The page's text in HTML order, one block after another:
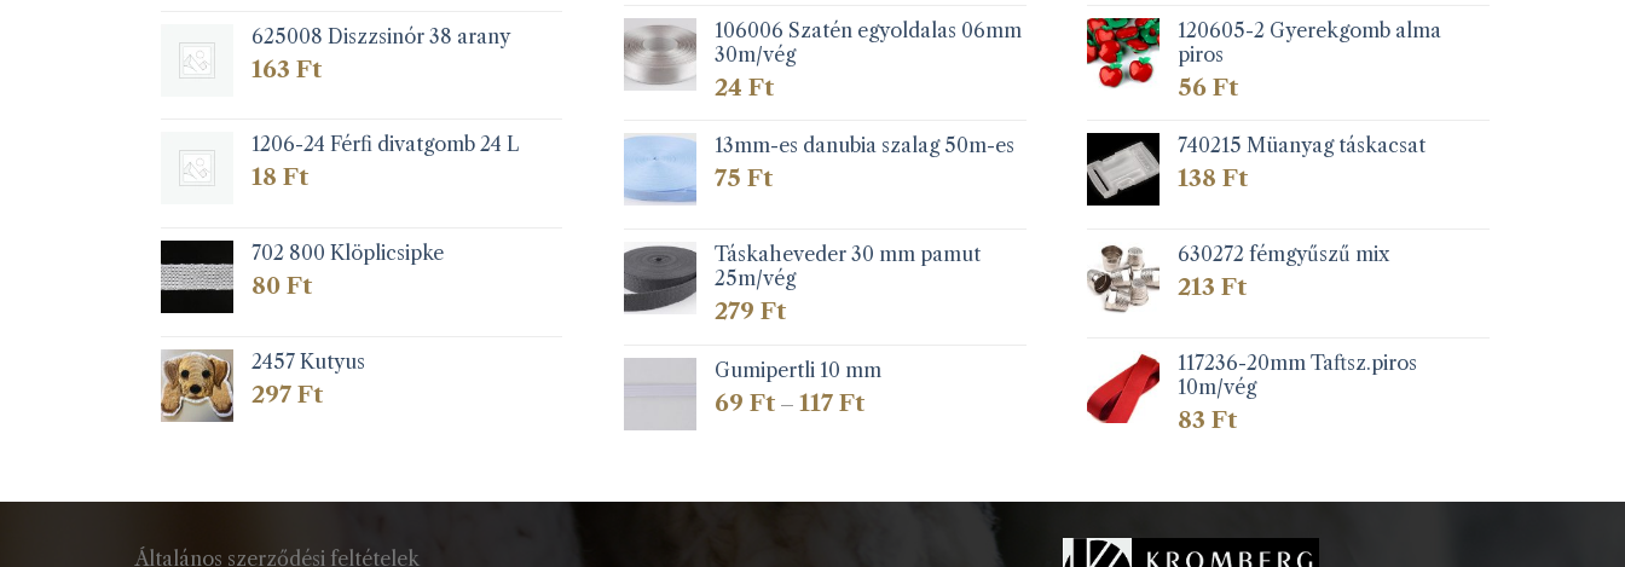
625008 Diszzsinór 38 arany
163 Ft
1206-24 Férfi divatgomb 24 L
18 Ft
702 800 Klöplicsipke
80 Ft
2457 Kutyus
297 Ft
106006 Szatén egyoldalas 06mm
30m/vég
24Ft
13mm-es danubia szalag 50m-es
75Ft
Táskaheveder 30 mm pamut
25m/vég
279Ft
Gumipertli 10 mm
69Ft – 117FtÁrtartomány:
120605-2 Gyerekgomb alma
piros
56Ft
740215 Müanyag táskacsat
138Ft
630272 fémgyűszű mix
213Ft
117236-20mm Taftsz.piros
10m/vég
83Ft
Általános szerződési feltételek